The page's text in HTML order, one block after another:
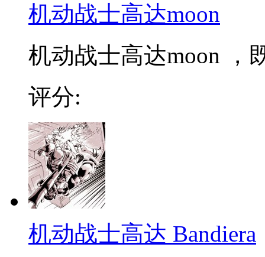
机动战士高达moon
机动战士高达moon ，
评分:
机动战士高达 Bandiera